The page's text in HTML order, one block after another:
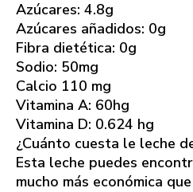
Azúcares: 4.8g
Azúcares añadidos: 0g
Fibra dietética: 0g
Sodio: 50mg
Calcio 110 mg
Vitamina A: 60hg
Vitamina D: 0.624 hg
¿Cuánto cuesta le leche
Esta leche puedes
mucho más económica